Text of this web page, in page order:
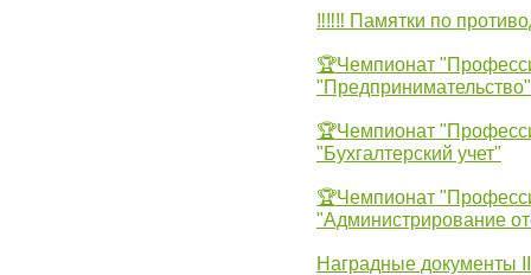
‼‼‼ Памятки по
🏆Чемпионат
"Предпринимательство"
🏆Чемпионат
"Бухгалтерский учет"
🏆Чемпионат
"Администрирование
Наградные документы